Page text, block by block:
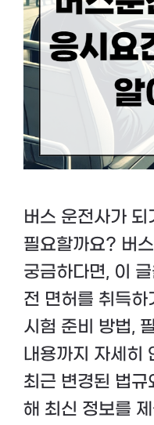
버스 운전사가 되
필요할까요? 버
궁금하다면, 이
전 면허를 취득하
시험 준비 방법,
내용까지 자세히
최근 변경된 법규
해 최신 정보를